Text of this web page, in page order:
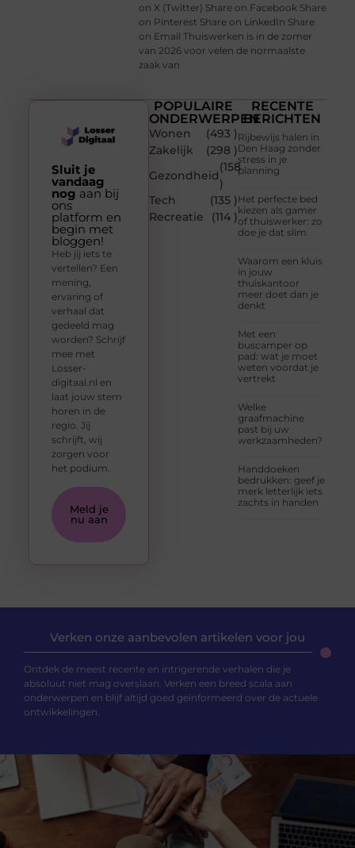
on X (Twitter) Share on Facebook Share
on Pinterest Share on LinkedIn Share
on Email Thuiswerken is in de zomer
van 2026 voor velen de normaalste
zaak van
POPULAIRE
ONDERWERPEN
Wonen
(493 )
Zakelijk
(298 )
Gezondheid
(158
)
Tech
(135 )
Recreatie
(114 )
RECENTE
BERICHTEN
Rijbewijs halen in
Den Haag zonder
stress in je
planning
Het perfecte bed
kiezen als gamer
of thuiswerker: zo
doe je dat slim
Waarom een kluis
in jouw
thuiskantoor
meer doet dan je
denkt
Met een
buscamper op
pad: wat je moet
weten voordat je
vertrekt
Welke
graafmachine
past bij uw
werkzaamheden?
Handdoeken
bedrukken: geef je
merk letterlijk iets
zachts in handen
Sluit je
vandaag
nog aan bij
ons
platform en
begin met
bloggen!
Heb jij iets te
vertellen? Een
mening,
ervaring of
verhaal dat
gedeeld mag
worden? Schrijf
mee met
Losser-
digitaal.nl en
laat jouw stem
horen in de
regio. Jij
schrijft, wij
zorgen voor
het podium.
Meld je
nu aan
Verken onze aanbevolen artikelen voor jou
Ontdek de meest recente en intrigerende verhalen die je
absoluut niet mag overslaan. Verken een breed scala aan
onderwerpen en blijf altijd goed geïnformeerd over de actuele
ontwikkelingen.